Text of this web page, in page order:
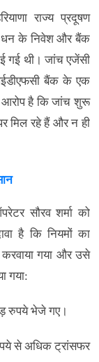
राज्य प्रदूषण
धन के निवेश और बैंक
गई थी। जांच एजेंसी
बैंक के एक
है कि जांच शुरू
मिल रहे हैं और न ही
सौरव शर्मा को
है कि नियमों का
गया और उसे
गया:
रुपये भेजे गए।
से अधिक ट्रांसफर